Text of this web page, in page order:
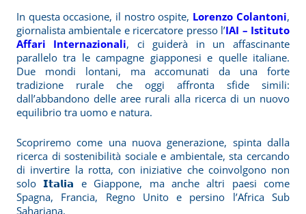
In questa occasione, il nostro ospite, Lorenzo Colantoni,
giornalista ambientale e ricercatore presso l’IAI – Istituto
Affari Internazionali, ci guiderà in un affascinante
parallelo tra le campagne giapponesi e quelle italiane.
Due mondi lontani, ma accomunati da una forte
tradizione rurale che oggi affronta sfide simili:
dall’abbandono delle aree rurali alla ricerca di un nuovo
equilibrio tra uomo e natura.
Scopriremo come una nuova generazione, spinta dalla
ricerca di sostenibilità sociale e ambientale, sta cercando
di invertire la rotta, con iniziative che coinvolgono non
solo 𝗜𝘁𝗮𝗹𝗶𝗮 e Giappone, ma anche altri paesi come
Spagna, Francia, Regno Unito e persino l’Africa Sub
Sahariana.